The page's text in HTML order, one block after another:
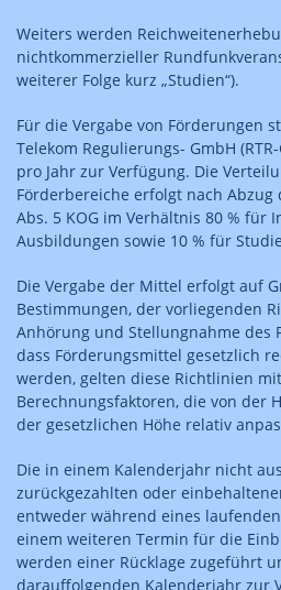
Weiters werden
nichtkommerzieller
weiterer Folge kurz „Studien“).
Für die Vergabe von Förderungen
Telekom Regulierungs- GmbH
pro Jahr zur Verfügung. Die
Förderbereiche erfolgt nach Abzug
Abs. 5 KOG im Verhältnis 80 % für
Ausbildungen sowie 10 % für
Die Vergabe der Mittel erfolgt auf
Bestimmungen, der vorliegenden
Anhörung und Stellungnahme des
dass Förderungsmittel gesetzlich
werden, gelten diese Richtlinien
Berechnungsfaktoren, die von der
der gesetzlichen Höhe relativ
Die in einem Kalenderjahr nicht
zurückgezahlten oder
entweder während eines
einem weiteren Termin für die
werden einer Rücklage zugeführt
darauffolgenden Kalenderjahr zur